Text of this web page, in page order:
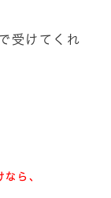
受けてくれ
ら、